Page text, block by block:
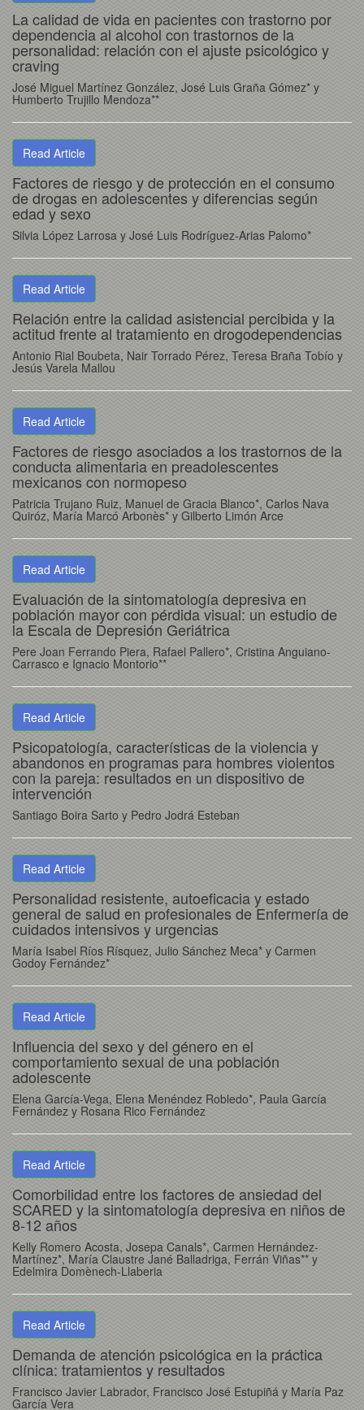
La calidad de vida en pacientes con trastorno por
dependencia al alcohol con trastornos de la
personalidad: relación con el ajuste psicológico y
craving
José Miguel Martínez González, José Luis Graña Gómez* y
Humberto Trujillo Mendoza**
Read Article
Factores de riesgo y de protección en el consumo
de drogas en adolescentes y diferencias según
edad y sexo
Silvia López Larrosa y José Luis Rodríguez-Arias Palomo*
Read Article
Relación entre la calidad asistencial percibida y la
actitud frente al tratamiento en drogodependencias
Antonio Rial Boubeta, Nair Torrado Pérez, Teresa Braña Tobío y
Jesús Varela Mallou
Read Article
Factores de riesgo asociados a los trastornos de la
conducta alimentaria en preadolescentes
mexicanos con normopeso
Patricia Trujano Ruiz, Manuel de Gracia Blanco*, Carlos Nava
Quiróz, María Marcó Arbonès* y Gilberto Limón Arce
Read Article
Evaluación de la sintomatología depresiva en
población mayor con pérdida visual: un estudio de
la Escala de Depresión Geriátrica
Pere Joan Ferrando Piera, Rafael Pallero*, Cristina Anguiano-
Carrasco e Ignacio Montorio**
Read Article
Psicopatología, características de la violencia y
abandonos en programas para hombres violentos
con la pareja: resultados en un dispositivo de
intervención
Santiago Boira Sarto y Pedro Jodrá Esteban
Read Article
Personalidad resistente, autoeficacia y estado
general de salud en profesionales de Enfermería de
cuidados intensivos y urgencias
María Isabel Ríos Rísquez, Julio Sánchez Meca* y Carmen
Godoy Fernández*
Read Article
Influencia del sexo y del género en el
comportamiento sexual de una población
adolescente
Elena García-Vega, Elena Menéndez Robledo*, Paula García
Fernández y Rosana Rico Fernández
Read Article
Comorbilidad entre los factores de ansiedad del
SCARED y la sintomatología depresiva en niños de
8-12 años
Kelly Romero Acosta, Josepa Canals*, Carmen Hernández-
Martínez*, María Claustre Jané Balladriga, Ferrán Viñas** y
Edelmira Domènech-Llaberia
Read Article
Demanda de atención psicológica en la práctica
clínica: tratamientos y resultados
Francisco Javier Labrador, Francisco José Estupiñá y María Paz
García Vera